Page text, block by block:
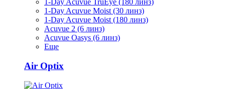
1-Day Acuvue TruEye (180 линз)
1-Day Acuvue Moist (30 линз)
1-Day Acuvue Moist (180 линз)
Acuvue 2 (6 линз)
Acuvue Oasys (6 линз)
Еще
Air Optix